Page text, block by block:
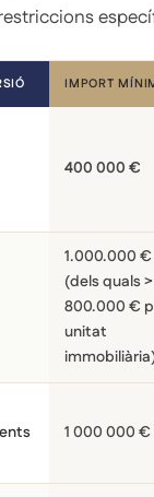
IMPORT
400 000 €
1.000.000 €
(dels quals >
800.000 €
unitat
1 000 000 €